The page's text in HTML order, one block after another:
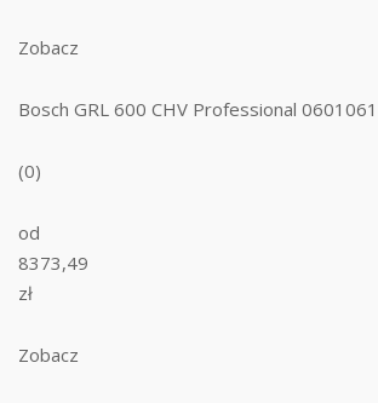
Zobacz
Bosch GRL 600 CHV Professional
(0)
od
8373,49
zł
Zobacz